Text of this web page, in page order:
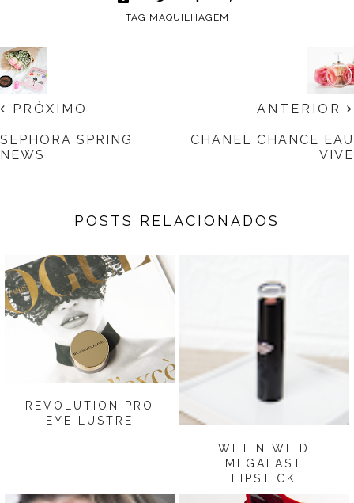
TAG MAQUILHAGEM
ANTERIOR
CHANEL CHANCE EAU
VIVE
PRÓXIMO
SEPHORA SPRING
NEWS
POSTS RELACIONADOS
REVOLUTION PRO
EYE LUSTRE
WET N WILD
MEGALAST
LIPSTICK